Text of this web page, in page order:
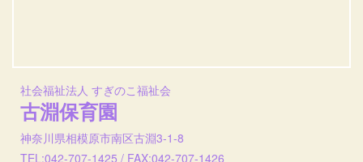
社会福祉法人 すぎのこ福祉会
古淵保育園
神奈川県相模原市南区古淵3-1-8
TEL:042-707-1425 / FAX:042-707-1426